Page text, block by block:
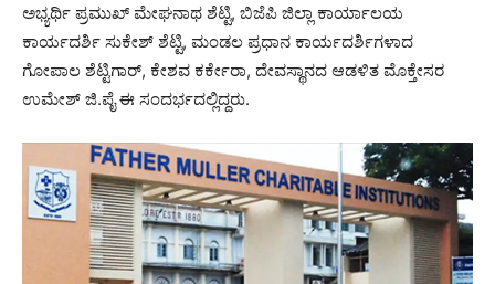
ಅಭ್ಯರ್ಥಿ ಪ್ರಮುಖ್ ಮೇಘನಾಥ ಶೆಟ್ಟಿ, ಬಿಜೆಪಿ ಜಿಲ್ಲಾ ಕಾರ್ಯಾಲಯ
ಕಾರ್ಯದರ್ಶಿ ಸುಕೇಶ್ ಶೆಟ್ಟಿ, ಮಂಡಲ ಪ್ರಧಾನ ಕಾರ್ಯದರ್ಶಿಗಳಾದ
ಗೋಪಾಲ ಶೆಟ್ಟಿಗಾರ್, ಕೇಶವ ಕರ್ಕೇರಾ, ದೇವಸ್ಥಾನದ ಆಡಳಿತ ಮೊಕ್ತೇಸರ
ಉಮೇಶ್ ಜಿ.ಪೈ ಈ ಸಂದರ್ಭದಲ್ಲಿದ್ದರು.